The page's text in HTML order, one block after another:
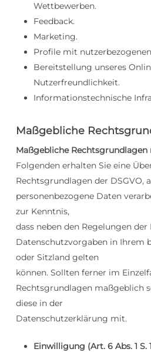
Wettbewerben.
Feedback.
Marketing.
Profile mit
Bereitstellung unseres
Nutzerfreundlichkeit.
Informationstechnische
Maßgebliche
Maßgebliche Rechtsgrundlagen
Folgenden erhalten Sie eine
Rechtsgrundlagen der DSGVO,
personenbezogene Daten
zur Kenntnis,
dass neben den Regelungen der
Datenschutzvorgaben in Ihrem
oder Sitzland gelten
können. Sollten ferner im
Rechtsgrundlagen maßgeblich
diese in der
Datenschutzerklärung mit.
Einwilligung (Art. 6 Abs. 1 S.